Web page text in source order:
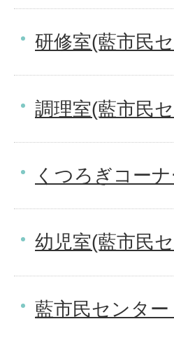
研修室(藍市民
調理室(藍市民
くつろぎコー
幼児室(藍市民
藍市民センター